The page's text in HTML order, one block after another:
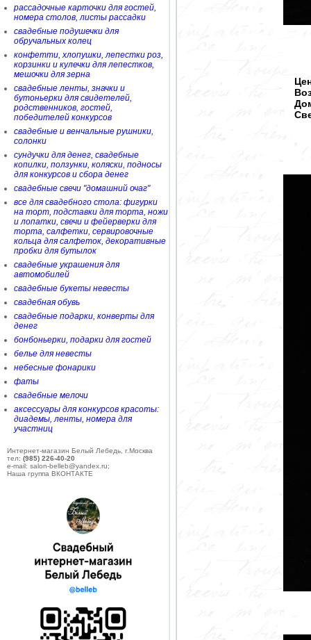
рассадочные карточки для гостей,
номера столов, листы рассадки
свадебные подушечки для
обручальных колец
конфетти, хлопушки, лепестки роз,
корзинки и кулечки для лепестков,
мешочки для зерна
свадебные ленты, значки и
бутоньерки для свидетелей,
родственников, гостей,
победителей конкурсов
свадебные и венчальные рушники,
солонки
сундучки для денег, свадебные
копилки, ползунки, коляски, подносы
для конкурсов и сбора денег
свадебные свечи "домашний очаг"
все для свадебного стола: фигурки
на торт, подставки для торта, ножи
и лопатки, свечи и фейерверки для
торта, салфетки, сервировочные
кольца для салфеток, декоративные
пробки для бутылок
свадебные украшения для
автомобилей
свадебные букеты невесты
свадебная обувь
свадебные подарки, конверты для
денег
бонбоньерки, подарки для гостей
белье для невесты
небесные фонарики
фаты
свадебные мелочи
аксессуары для конкурсов красоты:
диадемы, ленты, номера для
участниц
Интернет-магазин Белый Лебедь, г.Москва
тел: (985) 226-40-20
e-mail: salon-belleb@yandex.ru;
Наша группа ВКОНТАКТЕ